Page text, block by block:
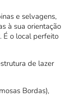
e selvagens,
à sua orientação
É o local perfeito
de lazer
Bordas),